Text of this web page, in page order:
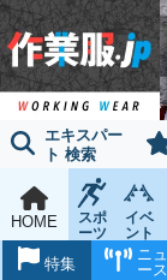
エキスパー
ト 検索
HOME
スポ
ーツ
ウェ
イベ
ント
チー
ム
ニュ
ース
特集